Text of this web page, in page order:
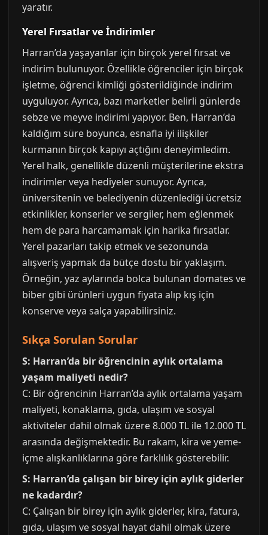
yaratır.
Yerel Fırsatlar ve İndirimler
Harran’da yaşayanlar için birçok yerel fırsat ve
indirim bulunuyor. Özellikle öğrenciler için birçok
işletme, öğrenci kimliği gösterildiğinde indirim
uyguluyor. Ayrıca, bazı marketler belirli günlerde
sebze ve meyve indirimi yapıyor. Ben, Harran’da
kaldığım süre boyunca, esnafla iyi ilişkiler
kurmanın birçok kapıyı açtığını deneyimledim.
Yerel halk, genellikle düzenli müşterilerine ekstra
indirimler veya hediyeler sunuyor. Ayrıca,
üniversitenin ve belediyenin düzenlediği ücretsiz
etkinlikler, konserler ve sergiler, hem eğlenmek
hem de para harcamamak için harika fırsatlar.
Yerel pazarları takip etmek ve sezonunda
alışveriş yapmak da bütçe dostu bir yaklaşım.
Örneğin, yaz aylarında bolca bulunan domates ve
biber gibi ürünleri uygun fiyata alıp kış için
konserve veya salça yapabilirsiniz.
Sıkça Sorulan Sorular
S: Harran’da bir öğrencinin aylık ortalama
yaşam maliyeti nedir?
C: Bir öğrencinin Harran’da aylık ortalama yaşam
maliyeti, konaklama, gıda, ulaşım ve sosyal
aktiviteler dahil olmak üzere 8.000 TL ile 12.000 TL
arasında değişmektedir. Bu rakam, kira ve yeme-
içme alışkanlıklarına göre farklılık gösterebilir.
S: Harran’da çalışan bir birey için aylık giderler
ne kadardır?
C: Çalışan bir birey için aylık giderler, kira, fatura,
gıda, ulaşım ve sosyal hayat dahil olmak üzere